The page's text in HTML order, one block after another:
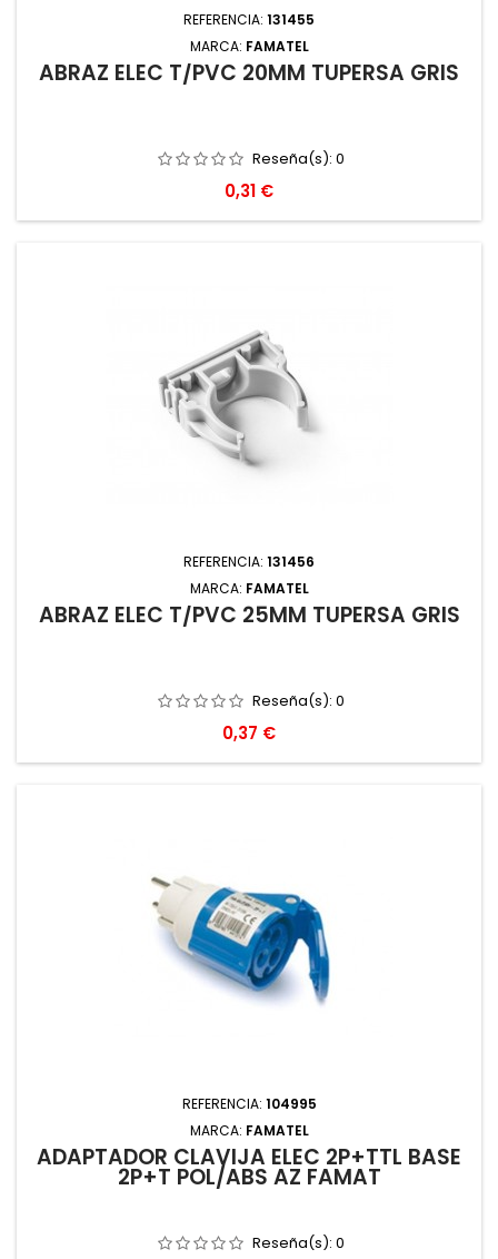
REFERENCIA: 131455
MARCA: FAMATEL
ABRAZ ELEC T/PVC 20MM TUPERSA GRIS
Reseña(s): 0
Precio
0,31 €
REFERENCIA: 131456
MARCA: FAMATEL
ABRAZ ELEC T/PVC 25MM TUPERSA GRIS
Reseña(s): 0
Precio
0,37 €
REFERENCIA: 104995
MARCA: FAMATEL
ADAPTADOR CLAVIJA ELEC 2P+TTL BASE
2P+T POL/ABS AZ FAMAT
Reseña(s): 0